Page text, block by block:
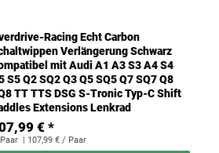
Racing Echt Carbon
Verlängerung Schwarz
mit Audi A1 A3 S3 A4 S4
S5 Q2 SQ2 Q3 Q5 SQ5 Q7 SQ7 Q8
TT TTS DSG S-Tronic Typ-C Shift
Extensions Lenkrad
€ *
Paar | 107,99 € / Paar